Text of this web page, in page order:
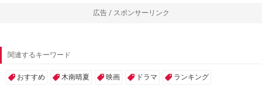
広告 / スポンサーリンク
関連するキーワード
おすすめ 木南晴夏 映画 ドラマ ランキング